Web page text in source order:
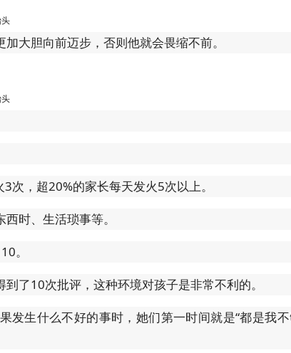
大胆向前迈步，否则他就会畏缩不前。
次，超20%的家长每天发火5次以上。
时、生活琐事等。
。
了10次批评，这种环境对孩子是非常不利的。
发生什么不好的事时，她们第一时间就是“都是我